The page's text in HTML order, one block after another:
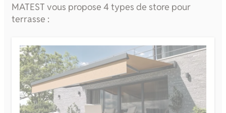
MATEST vous propose 4 types de store pour
terrasse :